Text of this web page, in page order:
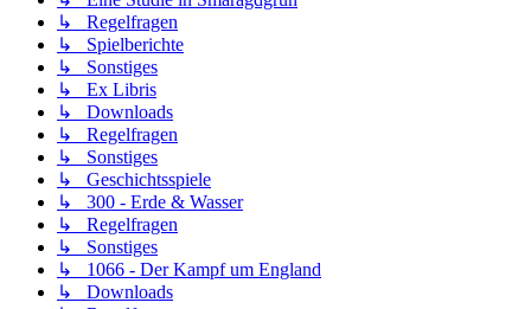
↳ Regelfragen
↳ Spielberichte
↳ Sonstiges
↳ Ex Libris
↳ Downloads
↳ Regelfragen
↳ Sonstiges
↳ Geschichtsspiele
↳ 300 - Erde & Wasser
↳ Regelfragen
↳ Sonstiges
↳ 1066 - Der Kampf um England
↳ Downloads